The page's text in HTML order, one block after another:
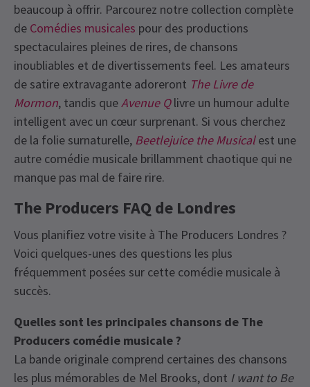
beaucoup à offrir. Parcourez notre collection complète
de Comédies musicales pour des productions
spectaculaires pleines de rires, de chansons
inoubliables et de divertissements feel. Les amateurs
de satire extravagante adoreront The Livre de
Mormon, tandis queAvenue Qlivre un humour adulte
intelligent avec un cœur surprenant. Si vous cherchez
de la folie surnaturelle, Beetlejuice the Musicalest une
autre comédie musicale brillamment chaotique qui ne
manque pas mal de faire rire.
The Producers FAQ de Londres
Vous planifiez votre visite à The Producers Londres ?
Voici quelques-unes des questions les plus
fréquemment posées sur cette comédie musicale à
succès.
Quelles sont les principales chansons de The
Producers comédie musicale ?
La bande originale comprend certaines des chansons
les plus mémorables de Mel Brooks, dont I want to Be